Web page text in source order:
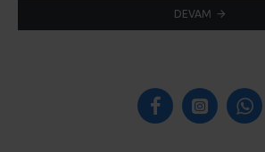
DEVAM